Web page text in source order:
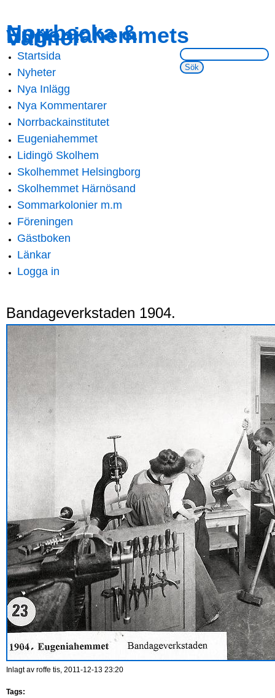
main
content
navigation
Norrbacka &
Eugeniahemmets
Vänner
Sök på webbsidan:
Main menu
Startsida
Nyheter
Nya Inlägg
Nya Kommentarer
Norrbackainstitutet
Eugeniahemmet
Lidingö Skolhem
Skolhemmet Helsingborg
Skolhemmet Härnösand
Sommarkolonier m.m
Föreningen
Gästboken
Länkar
Logga in
Bandageverkstaden 1904.
Inlagt av roffe tis, 2011-12-13 23:20
Tags: